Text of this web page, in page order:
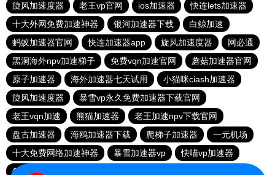
旋风加速度器
老王vp官网 ios加速器
快连lets加速器
十大外网免费加速神器
银河加速器下载
白鲸加速
蚂蚁加速器官网
快连加速器app 旋风加速度器
网必通
黑洞海外npv加速梯子
免费vqn加速官网
蘑菇加速器官网
原子加速器
海外加速器七天试用
小猫咪ciash加速器
旋风加速度器
暴雪vp永久免费加速器下载官网
老王vqn加速
熊猫加速器
老王加速npv下载官网
盘古加速器
海鸥加速器下载 爬梯子加速器
一元机场
十大免费网络加速神器
暴雪加速器vp
快喵vp加速器
每天免费加速器梯子